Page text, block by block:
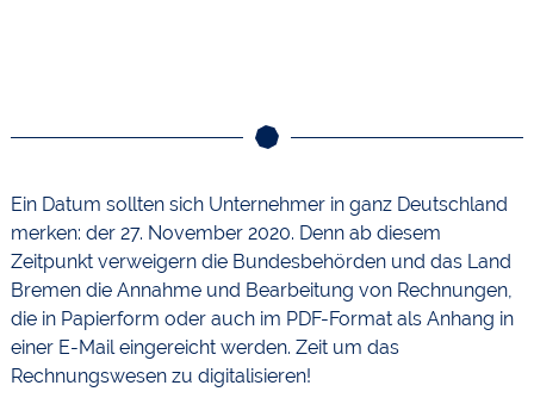
Ein Datum sollten sich Unternehmer in ganz Deutschland
merken: der 27. November 2020. Denn ab diesem
Zeitpunkt verweigern die Bundesbehörden und das Land
Bremen die Annahme und Bearbeitung von Rechnungen,
die in Papierform oder auch im PDF-Format als Anhang in
einer E-Mail eingereicht werden. Zeit um das
Rechnungswesen zu digitalisieren!